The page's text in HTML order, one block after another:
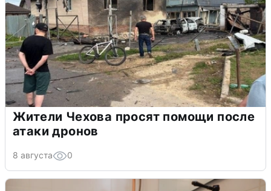
Жители Чехова просят помощи после
атаки дронов
8 августа 0